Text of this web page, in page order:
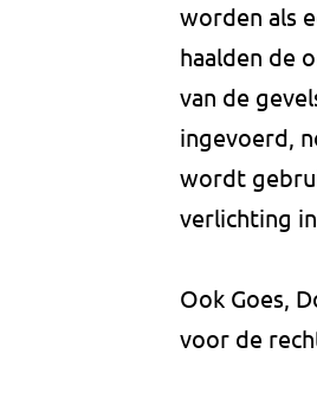
worden als
haalden de
van de
ingevoerd,
wordt
verlichting
Ook Goes,
voor de